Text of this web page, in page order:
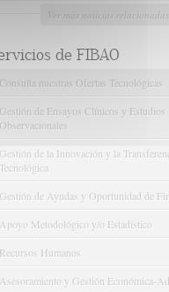
Ver más noticias relacionadas
de FIBAO
Consulta nuestras Ofertas Tecnológicas
Gestión de Ensayos Clínicos y Estudios
Observacionales
Gestión de la Innovación y la
Tecnológica
Gestión de Ayudas y Oportunidad de
Apoyo Metodológico y/o Estadístico
Recursos Humanos
Asesoramiento y Gestión Económica-